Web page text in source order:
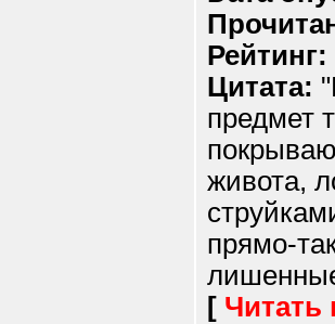
Рейтинг:
Цитата:
предмет
живота,
прямо-
[ Читать